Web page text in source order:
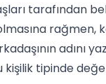
tarafından
rağmen,
adını
kişilik tipinde